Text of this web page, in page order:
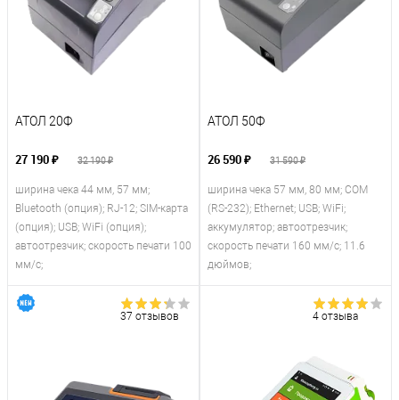
АТОЛ 20Ф
27 190 ₽ 32 190 ₽
ширина чека 44 мм, 57 мм;
Bluetooth (опция); RJ-12; SIM-карта
(опция); USB; WiFi (опция);
автоотрезчик; скорость печати 100
мм/с;
АТОЛ 50Ф
26 590 ₽ 31 590 ₽
ширина чека 57 мм, 80 мм; COM
(RS-232); Ethernet; USB; WiFi;
аккумулятор; автоотрезчик;
скорость печати 160 мм/с; 11.6
дюймов;
37 отзывов 4 отзыва